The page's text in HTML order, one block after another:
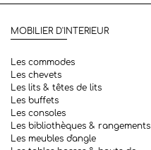
MOBILIER D'INTERIEUR
Les commodes
Les chevets
Les lits & têtes de lits
Les buffets
Les consoles
Les bibliothèques & rangements
Les meubles d'angle